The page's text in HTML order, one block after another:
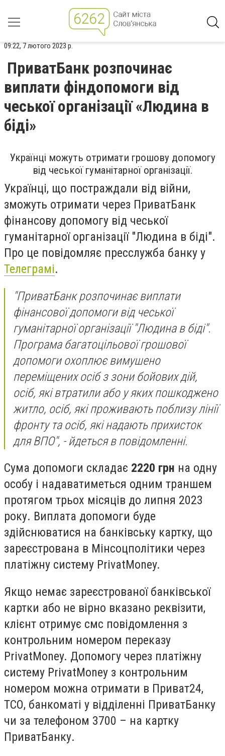
09:22, 7 лютого 2023 р.
ПриватБанк розпочинає
виплати фіндопомоги від
чеської організації «Людина в
біді»
Українці можуть отримати грошову допомогу
від чеської гуманітарної організації.
Українці, що постраждали від війни,
зможуть отримати через ПриватБанк
фінансову допомогу від чеської
гуманітарної організації "Людина в біді".
Про це повідомляє пресслужба банку у
Телеграмі.
"ПриватБанк розпочинає виплати
фінансової допомоги від чеської
гуманітарної організації "Людина в біді".
Програма багатоцільової грошової
допомоги охоплює вимушено
переміщених осіб з зони бойових дій,
осіб, які втратили або у яких пошкоджено
житло, осіб, які проживають поблизу лінії
фронту та осіб, які надають прихисток
для ВПО", - йдеться в повідомленні.
Сума допомоги складає 2220 грн на одну
особу і надаватиметься одним траншем
протягом трьох місяців до липня 2023
року. Виплата допомоги буде
здійснюватися на банківську картку, що
зареєстрована в Мінсоцполітики через
платіжну систему PrivatMoney.
Якщо немає зареєстрованої банківської
картки або не вірно вказано реквізити,
клієнт отримує смс повідомлення з
контрольним номером переказу
PrivatMoney. Допомогу через платіжну
систему PrivatMoney з контрольним
номером можна отримати в Приват24,
ТСО, банкоматі у відділенні ПриватБанку
чи за телефоном 3700 – на картку
ПриватБанку.